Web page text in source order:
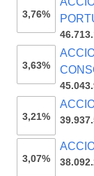
3,76%
3,63%
3,21%
3,07%